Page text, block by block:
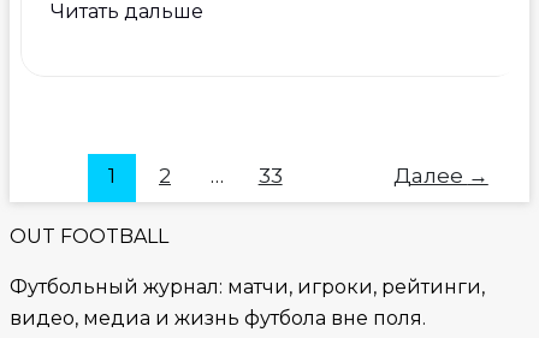
Вратарь
отцом
Читать дальше
1 2 … 33 Далее →
OUT FOOTBALL
Футбольный журнал: матчи, игроки, рейтинги,
видео, медиа и жизнь футбола вне поля.